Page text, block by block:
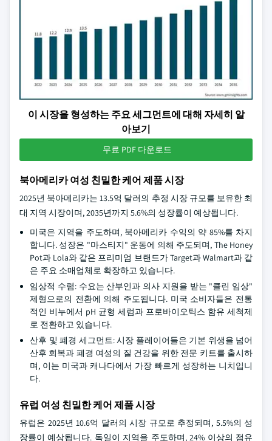
이 시장을 형성하는 주요 세그먼트에 대해 자세히 알
아보기
무료 PDF 다운로드
북아메리카 여성 친밀한 케어 제품 시장
2025년 북아메리카는 13.5억 달러의 추정 시장 규모를 보유한 최
대 지역 시장이며, 2035년까지 5.6%의 성장률이 예상됩니다.
미국은 지역을 주도하며, 북아메리카 수익의 약 85%를 차지
합니다. 성장은 "마스티지" 운동에 의해 주도되며, The Honey
Pot과 Lola와 같은 프리미엄 브랜드가 Target과 Walmart과 같
은 주요 소매업체로 확장하고 있습니다.
임상적 수렴: 수요는 산부인과 의사 지원을 받는 "클린 임상"
제형으로의 전환에 의해 주도됩니다. 미국 소비자들은 전통
적인 비누에서 pH 균형 세럼과 프로바이오틱스 함유 세척제
로 전환하고 있습니다.
산후 및 폐경 세그먼트: 시장 플레이어들은 기본 위생을 넘어
산후 회복과 폐경 여성의 질 건강을 위한 전문 키트를 출시하
며, 이는 미국과 캐나다에서 가장 빠르게 성장하는 니치입니
다.
유럽 여성 친밀한 케어 제품 시장
유럽은 2025년 10.6억 달러의 시장 규모로 추정되며, 5.5%의 성
장률이 예상됩니다. 독일이 지역을 주도하며, 24% 이상의 점유